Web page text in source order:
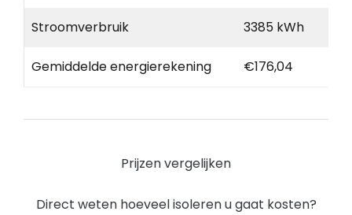
Stroomverbruik 3385 kWh
Gemiddelde energierekening €176,04
Prijzen vergelijken
Direct weten hoeveel isoleren u gaat kosten?